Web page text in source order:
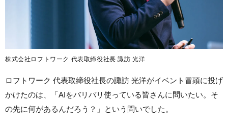
株式会社ロフトワーク 代表取締役社長 諏訪 光洋
ロフトワーク 代表取締役社長の諏訪 光洋がイベント冒頭に投げ
かけたのは、「AIをバリバリ使っている皆さんに問いたい。そ
の先に何があるんだろう？」という問いでした。